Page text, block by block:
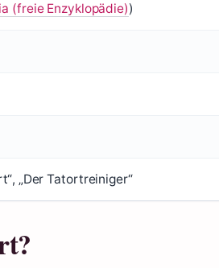
(freie Enzyklopädie))
„Der Tatortreiniger“